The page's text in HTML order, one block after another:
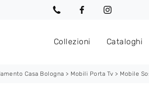
Collezioni Cataloghi
Casa Bologna > Mobili Porta Tv > Mobile